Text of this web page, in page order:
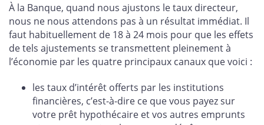
À la Banque, quand nous ajustons le taux directeur,
nous ne nous attendons pas à un résultat immédiat. Il
faut habituellement de 18 à 24 mois pour que les effets
de tels ajustements se transmettent pleinement à
l’économie par les quatre principaux canaux que voici :
les taux d’intérêt offerts par les institutions
financières, c’est-à-dire ce que vous payez sur
votre prêt hypothécaire et vos autres emprunts